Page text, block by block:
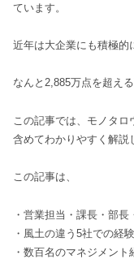
ています。
近年は大企業にも積極的
なんと2,885万点を超え
この記事では、モノタ
含めてわかりやすく解説
この記事は、
・営業担当・課長・部
・風土の違う5社での経験
・数百名のマネジメント